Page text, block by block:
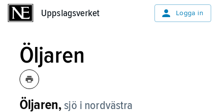
Uppslagsverket Logga in
Öljaren
Öljaren, sjö i nordvästra